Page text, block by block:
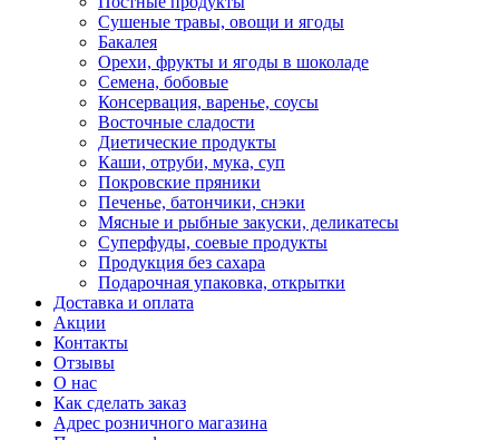
Сушеные травы, овощи и ягоды
Бакалея
Орехи, фрукты и ягоды в шоколаде
Семена, бобовые
Консервация, варенье, соусы
Восточные сладости
Диетические продукты
Каши, отруби, мука, суп
Покровские пряники
Печенье, батончики, снэки
Мясные и рыбные закуски, деликатесы
Суперфуды, соевые продукты
Продукция без сахара
Подарочная упаковка, открытки
Доставка и оплата
Акции
Контакты
Отзывы
О нас
Как сделать заказ
Адрес розничного магазина